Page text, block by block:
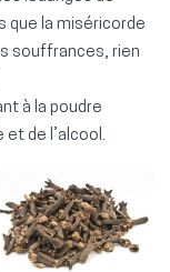
que la miséricorde
souffrances, rien
à la poudre
et de l’alcool.